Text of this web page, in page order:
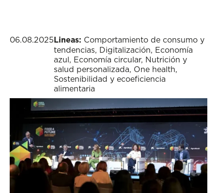
06.08.2025Lineas: Comportamiento de consumo y
tendencias, Digitalización, Economía
azul, Economía circular, Nutrición y
salud personalizada, One health,
Sostenibilidad y ecoeficiencia
alimentaria